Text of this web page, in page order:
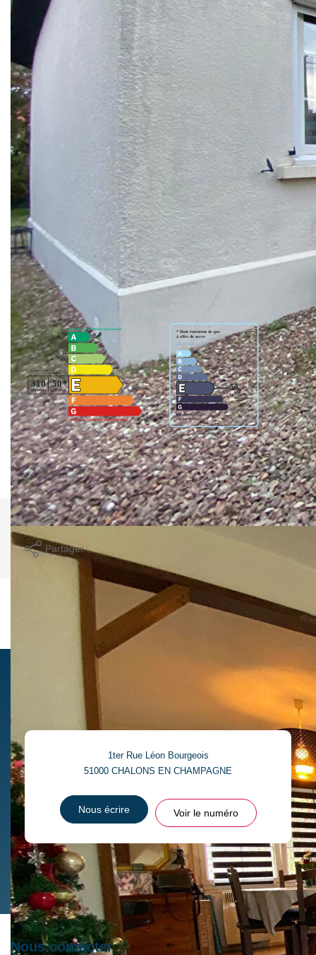
Description
Réf : 9830
Réf. 9830. FAGNIERES EN EXCLUSIVITE.
Rare ! Venez découvrir cette charmante maison
indépendante, sans vis à vis et de plain pied, idéale pour un
premier achat ou investissement.
Découvrez son salon / séjour donnant accès au jardin, sa
cuisine meublée, sa chambre équipée d'un grand placard,
une salle de douche et un wc indépendant.
Pour les extérieurs, vous profiterez d'un jardin et d'une
terrasse sans vis à vis, d'un garage, d'une remise et d'une
dépendance. Ne tardez pas à la visiter.
Nos honoraires Nous contacter
Diagnostics énergétiques
Montant estimé des dépenses annuelles d'énergie pour un
usage standard entre 1150€ et 1620€. Pour la date de
référence 01/01/2021.
Imprimer
Partager
Ce bien est soumis à un diagnostic ERP (État
des Risques et Pollutions). Pour en savoir plus,
rendez-vous sur
1ter Rue Léon Bourgeois
51000 CHALONS EN CHAMPAGNE
Nous écrire Voir le numéro
Nous contacter